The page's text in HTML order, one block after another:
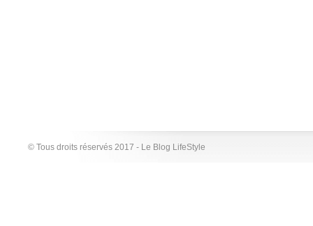
© Tous droits réservés 2017 - Le Blog LifeStyle